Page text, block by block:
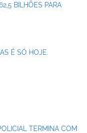
BILHÕES PARA
É SÓ HOJE.
TERMINA COM